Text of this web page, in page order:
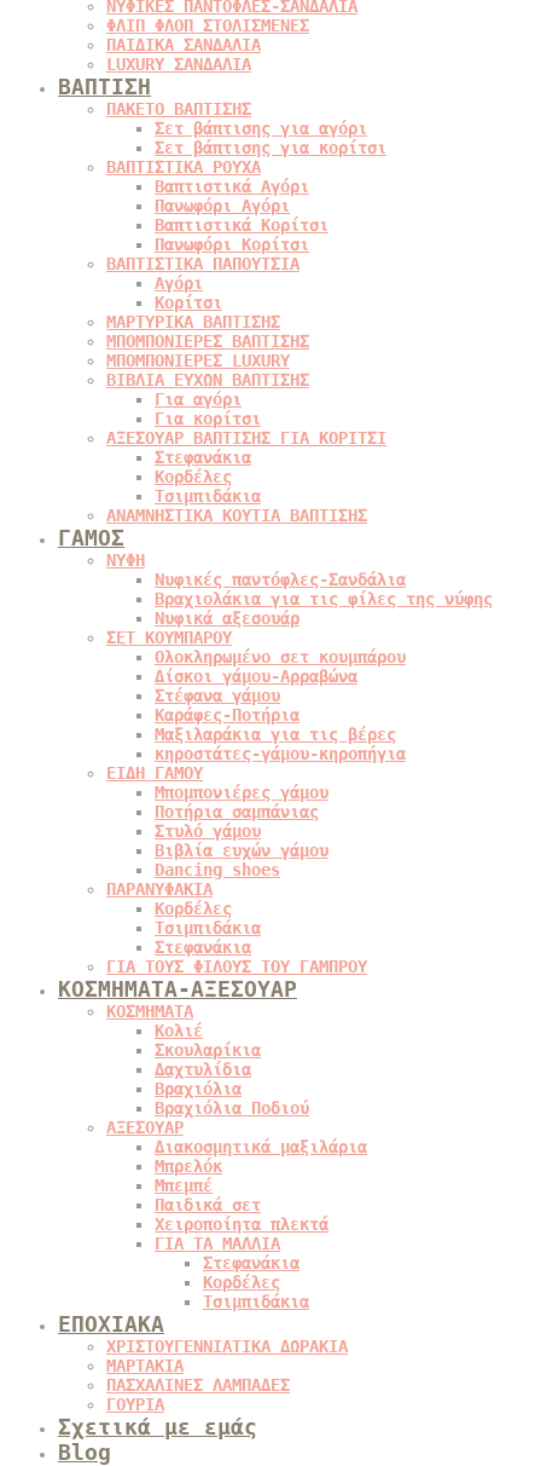
ΝΥΦΙΚΕΣ ΠΑΝΤΟΦΛΕΣ-ΣΑΝΔΑΛΙΑ
ΦΛΙΠ ΦΛΟΠ ΣΤΟΛΙΣΜΕΝΕΣ
ΠΑΙΔΙΚΑ ΣΑΝΔΑΛΙΑ
LUXURY ΣΑΝΔΑΛΙΑ
ΒΑΠΤΙΣΗ
ΠΑΚΕΤΟ ΒΑΠΤΙΣΗΣ
Σετ βάπτισης για αγόρι
Σετ βάπτισης για κορίτσι
ΒΑΠΤΙΣΤΙΚΑ ΡΟΥΧΑ
Βαπτιστικά Αγόρι
Πανωφόρι Αγόρι
Βαπτιστικά Κορίτσι
Πανωφόρι Κορίτσι
ΒΑΠΤΙΣΤΙΚΑ ΠΑΠΟΥΤΣΙΑ
Αγόρι
Κορίτσι
ΜΑΡΤΥΡΙΚΑ ΒΑΠΤΙΣΗΣ
ΜΠΟΜΠΟΝΙΕΡΕΣ ΒΑΠΤΙΣΗΣ
ΜΠΟΜΠΟΝΙΕΡΕΣ LUXURY
ΒΙΒΛΙΑ ΕΥΧΩΝ ΒΑΠΤΙΣΗΣ
Για αγόρι
Για κορίτσι
ΑΞΕΣΟΥΑΡ ΒΑΠΤΙΣΗΣ ΓΙΑ ΚΟΡΙΤΣΙ
Στεφανάκια
Κορδέλες
Τσιμπιδάκια
ΑΝΑΜΝΗΣΤΙΚΑ ΚΟΥΤΙΑ ΒΑΠΤΙΣΗΣ
ΓΑΜΟΣ
ΝΥΦΗ
Νυφικές παντόφλες-Σανδάλια
Βραχιολάκια για τις φίλες της νύφης
Νυφικά αξεσουάρ
ΣΕΤ ΚΟΥΜΠΑΡΟΥ
Ολοκληρωμένο σετ κουμπάρου
Δίσκοι γάμου-Αρραβώνα
Στέφανα γάμου
Καράφες-Ποτήρια
Μαξιλαράκια για τις βέρες
κηροστάτες-γάμου-κηροπήγια
ΕΙΔΗ ΓΑΜΟΥ
Μπομπονιέρες γάμου
Ποτήρια σαμπάνιας
Στυλό γάμου
Βιβλία ευχών γάμου
Dancing shoes
ΠΑΡΑΝΥΦΑΚΙΑ
Κορδέλες
Τσιμπιδάκια
Στεφανάκια
ΓΙΑ ΤΟΥΣ ΦΙΛΟΥΣ ΤΟΥ ΓΑΜΠΡΟΥ
ΚΟΣΜΗΜΑΤΑ-ΑΞΕΣΟΥΑΡ
ΚΟΣΜΗΜΑΤΑ
Κολιέ
Σκουλαρίκια
Δαχτυλίδια
Βραχιόλια
Βραχιόλια Ποδιού
ΑΞΕΣΟΥΑΡ
Διακοσμητικά μαξιλάρια
Μπρελόκ
Μπεμπέ
Παιδικά σετ
Χειροποίητα πλεκτά
ΓΙΑ ΤΑ ΜΑΛΛΙΑ
Στεφανάκια
Κορδέλες
Τσιμπιδάκια
ΕΠΟΧΙΑΚΑ
ΧΡΙΣΤΟΥΓΕΝΝΙΑΤΙΚΑ ΔΩΡΑΚΙΑ
ΜΑΡΤΑΚΙΑ
ΠΑΣΧΑΛΙΝΕΣ ΛΑΜΠΑΔΕΣ
ΓΟΥΡΙΑ
Σχετικά με εμάς
Blog